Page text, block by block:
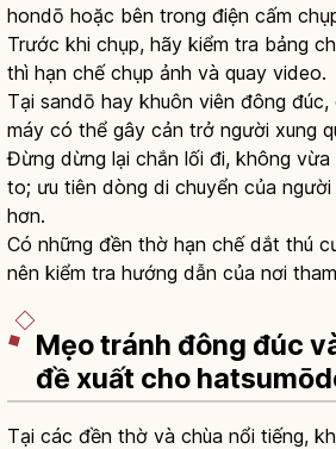
hondō hoặc bên trong điện cấm
Trước khi chụp, hãy kiểm tra bảng
thì hạn chế chụp ảnh và quay video.
Tại sandō hay khuôn viên đông
máy có thể gây cản trở người xung
Đừng dừng lại chắn lối đi, không
to; ưu tiên dòng di chuyển của
hơn.
Có những đền thờ hạn chế dắt thú
nên kiểm tra hướng dẫn của nơi
Mẹo tránh đông đúc
đề xuất cho
Tại các đền thờ và chùa nổi tiếng,